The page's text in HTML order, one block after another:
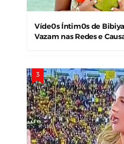
Víde0s Íntim0s de
Vazam nas Redes e